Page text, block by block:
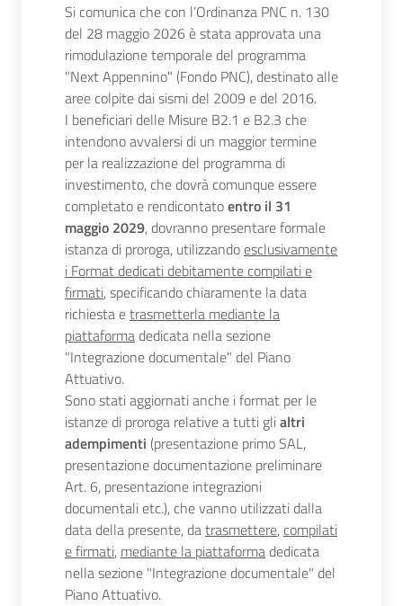
Si comunica che con l’Ordinanza PNC n. 130
del 28 maggio 2026 è stata approvata una
rimodulazione temporale del programma
"Next Appennino" (Fondo PNC), destinato alle
aree colpite dai sismi del 2009 e del 2016.
I beneficiari delle Misure B2.1 e B2.3 che
intendono avvalersi di un maggior termine
per la realizzazione del programma di
investimento, che dovrà comunque essere
completato e rendicontatoentro il 31
maggio 2029, dovranno presentare formale
istanza di proroga, utilizzando esclusivamente
i Format dedicati debitamente compilati e
firmati, specificando chiaramente la data
richiesta etrasmetterla mediante la
piattaformadedicata nella sezione
"Integrazione documentale" del Piano
Attuativo.
Sono stati aggiornati anche i format per le
istanze di proroga relative a tutti glialtri
adempimenti (presentazione primo SAL,
presentazione documentazione preliminare
Art. 6, presentazione integrazioni
documentali etc.), che vanno utilizzati dalla
data della presente, datrasmettere, compilati
e firmati, mediante la piattaformadedicata
nella sezione "Integrazione documentale" del
Piano Attuativo.